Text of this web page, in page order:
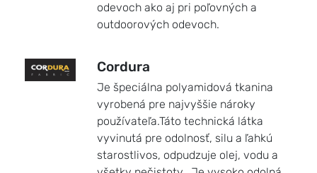
odevoch ako aj pri poľovných a
outdoorových odevoch.
Cordura
Je špeciálna polyamidová tkanina
vyrobená pre najvyššie nároky
používateľa.Táto technická látka
vyvinutá pre odolnosť, silu a ľahkú
starostlivos, odpudzuje olej, vodu a